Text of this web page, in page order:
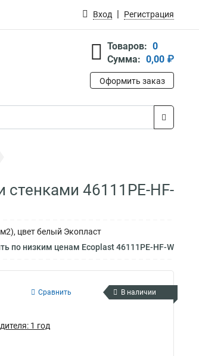
Вход Регистрация
Товаров: 0
Сумма: 0,00 ₽
Оформить заказ
46111PE-HF-
цвет белый Экопласт
по низким ценам Ecoplast 46111PE-HF-W
Сравнить В наличии
1 год